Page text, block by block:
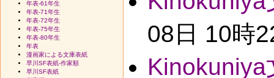
08日 10時
年表-61年生
年表-71年生
年表-72年生
年表-75年生
年表-80年生
年表
漫画家による文庫表紙
早川SF表紙-作家順
早川SF表紙